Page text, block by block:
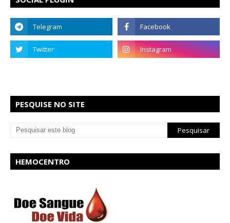
PESQUISE NO SITE
HEMOCENTRO